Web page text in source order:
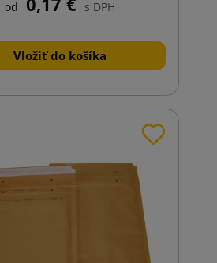
od s DPH
Vložiť do košíka